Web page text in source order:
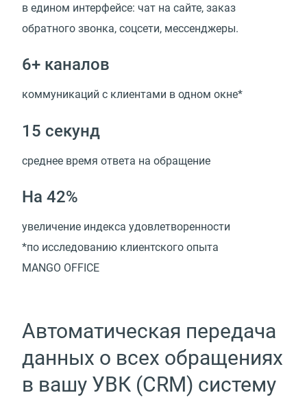
в едином интерфейсе: чат на сайте, заказ
обратного звонка, соцсети, мессенджеры.
6+ каналов
коммуникаций с клиентами в одном окне*
15 секунд
среднее время ответа на обращение
На 42%
увеличение индекса удовлетворенности
*по исследованию клиентского опыта
MANGO OFFICE
Автоматическая передача
данных о всех обращениях
в вашу УВК (CRM) систему